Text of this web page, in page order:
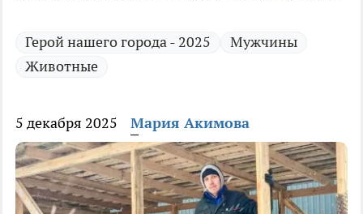
Герой нашего города - 2025
Мужчины
Животные
5 декабря 2025 Мария Акимова